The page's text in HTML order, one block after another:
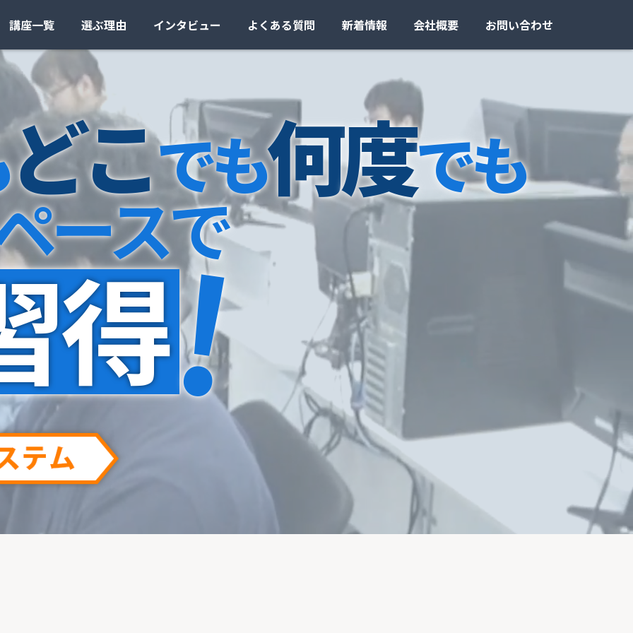
講座一覧 選ぶ理由 インタビュー よくある質問 新着情報 会社概要 お問い合わせ
どこでも何度でも
ースで
得!